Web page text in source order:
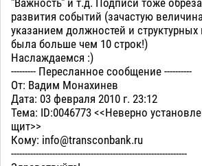
"Важность" и т.д. Подписи тоже
развития событий (зачастую
указанием должностей и
была больше чем 10 строк!)
Наслаждаемся :)
--------- Пересланное сообщение ----------
От: Вадим Монахинев
Дата: 03 февраля 2010 г. 23:12
Тема: ID:0046773 <<Неверно
щит>>
Кому: info@transconbank.ru
----------------------------------------------------------------